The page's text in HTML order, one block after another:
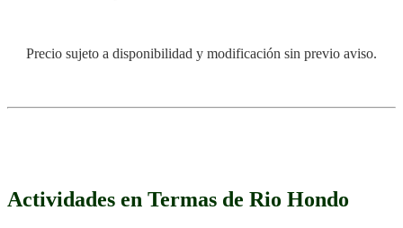
Precio sujeto a disponibilidad y modificación sin previo aviso.
Actividades en Termas de Rio Hondo